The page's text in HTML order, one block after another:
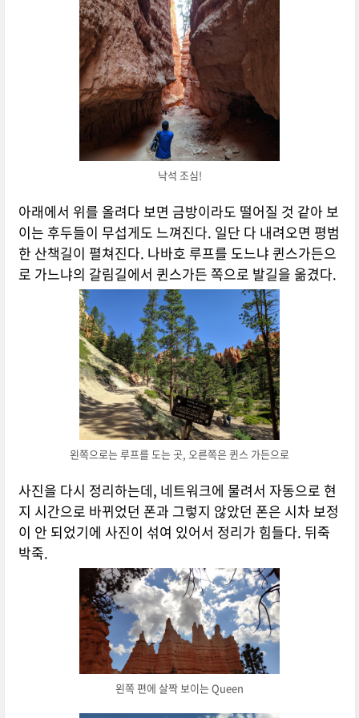
낙석 조심!
아래에서 위를 올려다 보면 금방이라도 떨어질 것 같아 보
이는 후두들이 무섭게도 느껴진다. 일단 다 내려오면 평범
한 산책길이 펼쳐진다. 나바호 루프를 도느냐 퀸스가든으
로 가느냐의 갈림길에서 퀸스가든 쪽으로 발길을 옮겼다.
왼쪽으로는 루프를 도는 곳, 오른쪽은 퀸스 가든으로
사진을 다시 정리하는데, 네트워크에 물려서 자동으로 현
지 시간으로 바뀌었던 폰과 그렇지 않았던 폰은 시차 보정
이 안 되었기에 사진이 섞여 있어서 정리가 힘들다. 뒤죽
박죽.
왼쪽 편에 살짝 보이는 Queen